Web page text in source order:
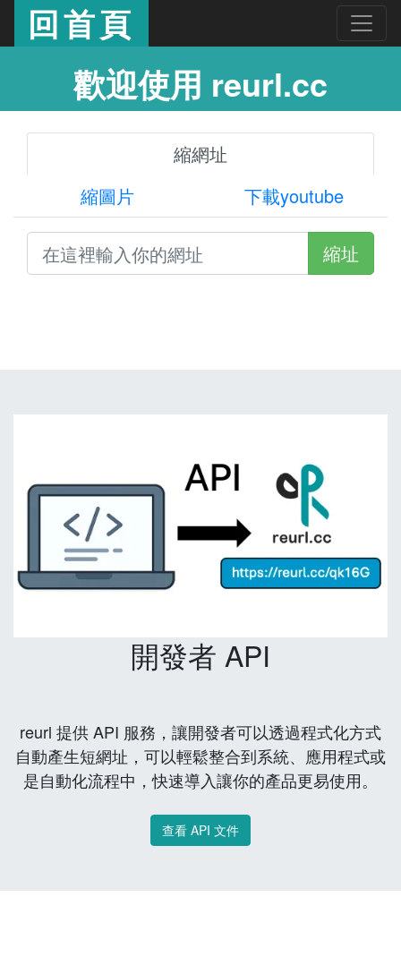
回首頁
歡迎使用 reurl.cc
縮網址
縮圖片
下載youtube
縮址
開發者 API
reurl 提供 API 服務，讓開發者可以透過程式化方式
自動產生短網址，可以輕鬆整合到系統、應用程式或
是自動化流程中，快速導入讓你的產品更易使用。
查看 API 文件